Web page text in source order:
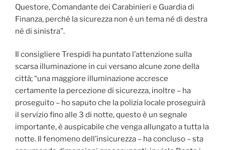
Questore, Comandante dei Carabinieri e Guardia di
Finanza, perché la sicurezza non è un tema né di destra
né di sinistra”.
Il consigliere Trespidi ha puntato l’attenzione sulla
scarsa illuminazione in cui versano alcune zone della
città; “una maggiore illuminazione accresce
certamente la percezione di sicurezza, inoltre – ha
proseguito – ho saputo che la polizia locale proseguirà
il servizio fino alle 3 di notte, questo è un segnale
importante, è auspicabile che venga allungato a tutta la
notte. Il fenomeno dell’insicurezza – ha concluso – sta